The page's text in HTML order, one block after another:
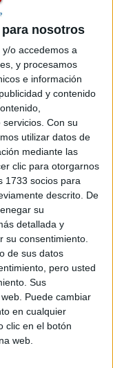
nosotros
o accedemos a
y procesamos
e información
y contenido
Con su
utilizar datos de
mediante las
clic para otorgarnos
1733 socios para
descrito. De
su
detallada y
su consentimiento.
de sus datos
pero usted
Sus
Puede cambiar
en cualquier
clic en el botón
web.
elegir. Estos
sociales y
Presencial |Girona